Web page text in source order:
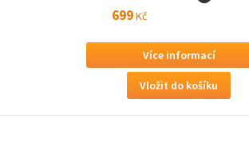
699Kč
Více informací